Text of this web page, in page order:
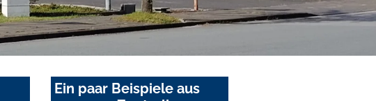
Ein paar Beispiele aus